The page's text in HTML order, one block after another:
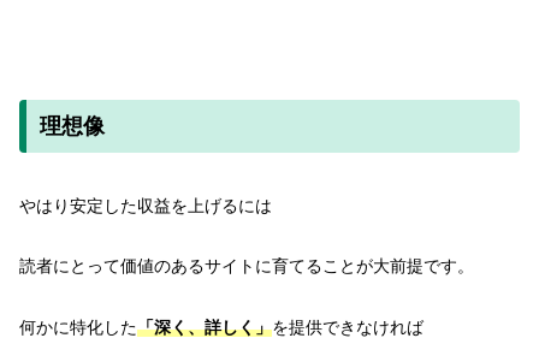
理想像
やはり安定した収益を上げるには
読者にとって価値のあるサイトに育てることが大前提です。
何かに特化した「深く、詳しく」を提供できなければ